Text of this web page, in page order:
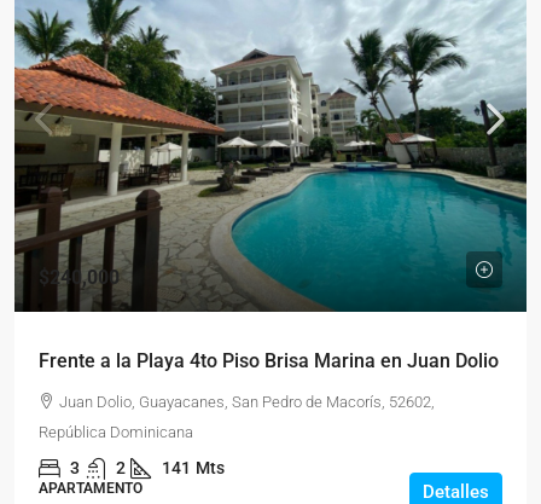
$240,000
Frente a la Playa 4to Piso Brisa Marina en Juan Dolio
Juan Dolio, Guayacanes, San Pedro de Macorís, 52602,
República Dominicana
3 2 141 Mts
APARTAMENTO Detalles